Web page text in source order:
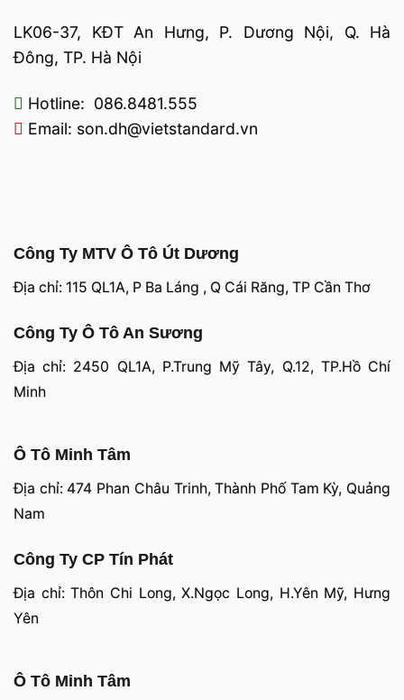
LK06-37, KĐT An Hưng, P. Dương Nội, Q. Hà
Đông, TP. Hà Nội
Hotline: 086.8481.555
Email: son.dh@vietstandard.vn
Công Ty MTV Ô Tô Út Dương
Địa chỉ: 115 QL1A, P Ba Láng , Q Cái Răng, TP Cần Thơ
Công Ty Ô Tô An Sương
Địa chỉ: 2450 QL1A, P.Trung Mỹ Tây, Q.12, TP.Hồ Chí
Minh
Ô Tô Minh Tâm
Địa chỉ: 474 Phan Châu Trinh, Thành Phố Tam Kỳ, Quảng
Nam
Công Ty CP Tín Phát
Địa chỉ: Thôn Chi Long, X.Ngọc Long, H.Yên Mỹ, Hưng
Yên
Ô Tô Minh Tâm